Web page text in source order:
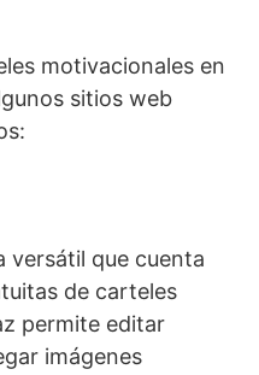
motivacionales en
sitios web
versátil que cuenta
de carteles
permite editar
imágenes